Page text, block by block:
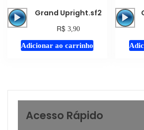
Tocador
áudio
Grand Upright.sf2
R$ 3,90
Adicionar ao carrinho
Acesso Rápido